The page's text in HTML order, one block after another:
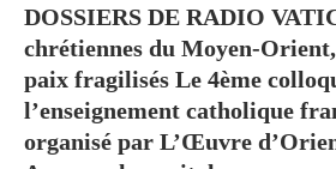
DOSSIERS DE RADIO
chrétiennes du Moyen-
paix fragilisés Le 4ème
l’enseignement catholique
organisé par L’Œuvre